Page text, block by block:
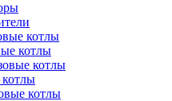
котлы
котлы
котлы
котлы
котлы